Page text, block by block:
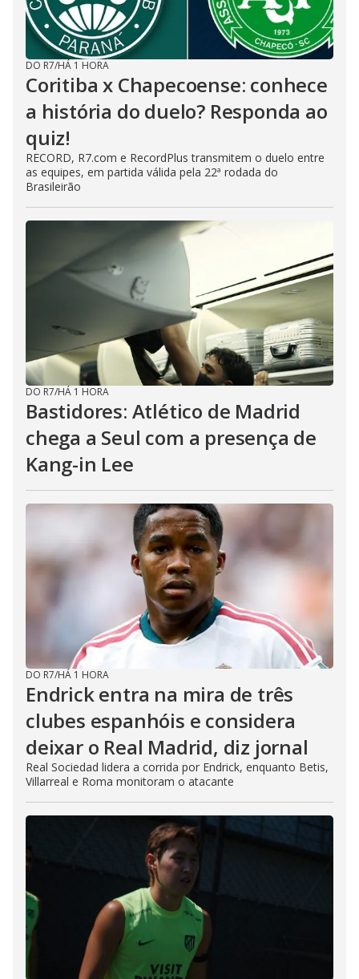
DO R7/HÁ 1 HORA
Coritiba x Chapecoense: conhece
a história do duelo? Responda ao
quiz!
RECORD, R7.com e RecordPlus transmitem o duelo entre
as equipes, em partida válida pela 22ª rodada do
Brasileirão
DO R7/HÁ 1 HORA
Bastidores: Atlético de Madrid
chega a Seul com a presença de
Kang-in Lee
DO R7/HÁ 1 HORA
Endrick entra na mira de três
clubes espanhóis e considera
deixar o Real Madrid, diz jornal
Real Sociedad lidera a corrida por Endrick, enquanto Betis,
Villarreal e Roma monitoram o atacante